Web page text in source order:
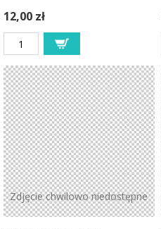
12,00 zł
Zdjęcie chwilowo niedostępne